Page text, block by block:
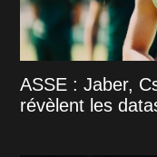
ASSE : Jaber,
révèlent les